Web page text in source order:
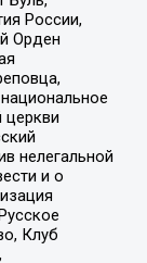
России,
Орден
церкви
нелегальной
и о
Клуб